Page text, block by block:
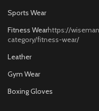
Sports Wear
Fitness Wearhttps://
category/fitness-wear/
Leather
Gym Wear
Boxing Gloves